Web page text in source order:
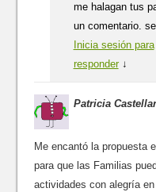
n
u
e
v
a
)
n
v
e
n
a
u
)
a
e
t
n
e
me halagan tus
un comentario.
Inicia sesión para
responder ↓
Patricia
Me encantó la propuesta
para que las Familias
actividades con alegría